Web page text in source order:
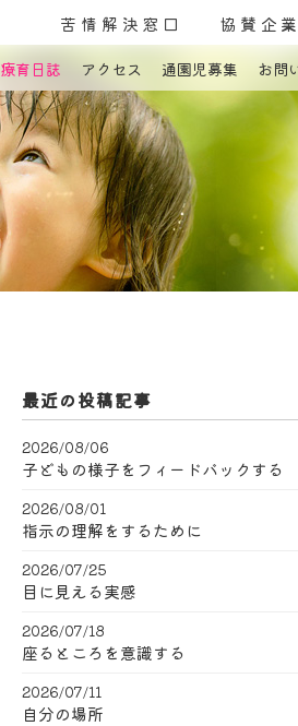
苦情解決窓口 協賛企
療育日誌 アクセス 通園児募集 お問
よくあ
お問い
最近の投稿記事
2026/08/06
子どもの様子をフィードバックする
2026/08/01
指示の理解をするために
2026/07/25
目に見える実感
2026/07/18
座るところを意識する
2026/07/11
自分の場所